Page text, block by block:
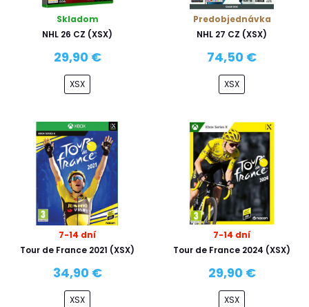
Skladom
NHL 26 CZ (XSX)
29,90 €
XSX
Predobjednávka
NHL 27 CZ (XSX)
74,50 €
XSX
7-14 dní
Tour de France 2021 (XSX)
34,90 €
XSX
7-14 dní
Tour de France 2024 (XSX)
29,90 €
XSX